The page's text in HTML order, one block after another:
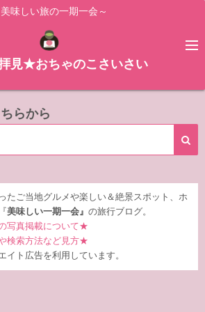
美味しい旅の一期一会～
見★おちゃのこさいさい
らから
たご当地グルメや楽しい＆絶景スポット、ホ
美味しい一期一会』 の旅行ブログ。
写真掲載について★
検索方法など見方★
ト広告を利用しています。